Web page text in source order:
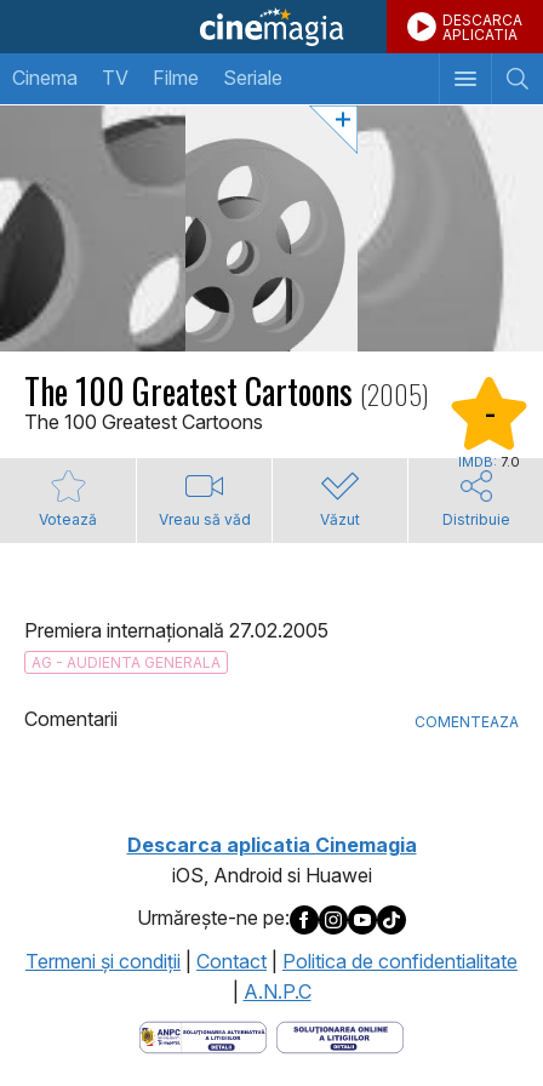
DESCARCA
APLICATIA
Cinema TV Filme Seriale
The 100 Greatest Cartoons (2005)
The 100 Greatest Cartoons -
IMDB:7.0
Votează Vreau să văd Văzut Distribuie
Premiera internațională 27.02.2005
AG - AUDIENTA GENERALA
Comentarii COMENTEAZA
Descarca aplicatia Cinemagia
iOS, Android si Huawei
Urmăreşte-ne pe:
Termeni şi condiţii
Contact
Politica de confidentialitate
A.N.P.C